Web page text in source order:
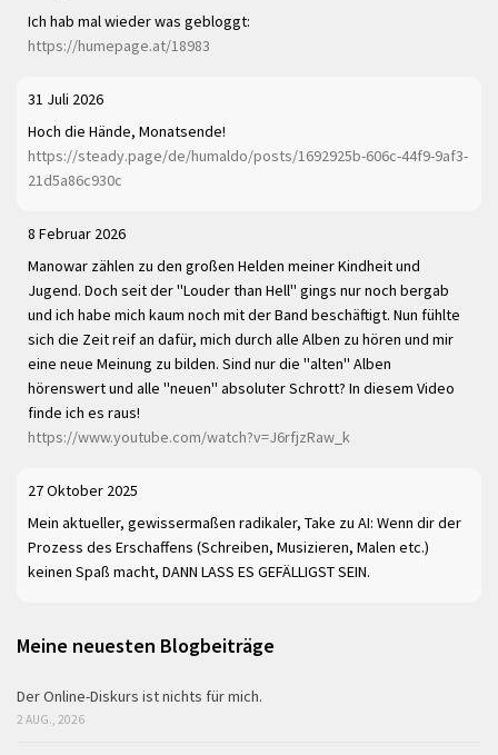
Ich hab mal wieder was gebloggt:
https://humepage.at/18983
31 Juli 2026
Hoch die Hände, Monatsende!
https://steady.page/de/humaldo/posts/1692925b-606c-44f9-9af3-
21d5a86c930c
8 Februar 2026
Manowar zählen zu den großen Helden meiner Kindheit und
Jugend. Doch seit der "Louder than Hell" gings nur noch bergab
und ich habe mich kaum noch mit der Band beschäftigt. Nun fühlte
sich die Zeit reif an dafür, mich durch alle Alben zu hören und mir
eine neue Meinung zu bilden. Sind nur die "alten" Alben
hörenswert und alle "neuen" absoluter Schrott? In diesem Video
finde ich es raus!
https://www.youtube.com/watch?v=J6rfjzRaw_k
27 Oktober 2025
Mein aktueller, gewissermaßen radikaler, Take zu AI: Wenn dir der
Prozess des Erschaffens (Schreiben, Musizieren, Malen etc.)
keinen Spaß macht, DANN LASS ES GEFÄLLIGST SEIN.
Meine neuesten Blogbeiträge
Der Online-Diskurs ist nichts für mich.
2 AUG., 2026